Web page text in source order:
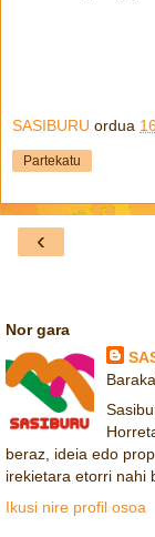
SASIBURU ordua
Partekatu
‹
Nor gara
beraz, ideia edo
irekietara etorri nahi
Ikusi nire profil osoa